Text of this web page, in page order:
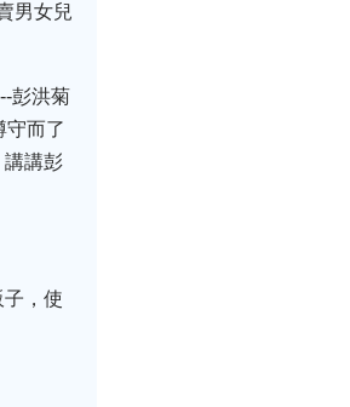
男女兒
彭洪菊
守而了
講講彭
，使